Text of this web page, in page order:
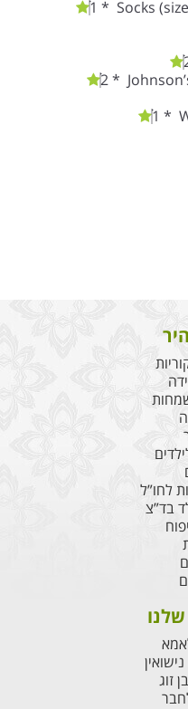
1 * Socks
2 *
1 *
לחו”ל
בד”צ
זוג